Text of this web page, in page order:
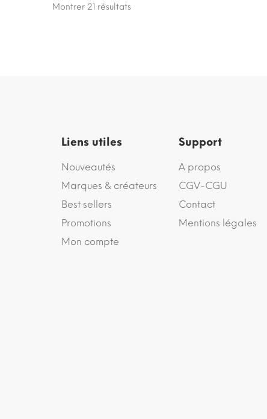
Montrer 21 résultats
Liens utiles
Nouveautés
Marques & créateurs
Best sellers
Promotions
Mon compte
Support
A propos
CGV-CGU
Contact
Mentions légales